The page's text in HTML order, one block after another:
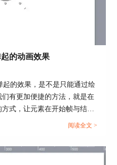
蓝色背景色
一个场景。鼠标右键点
的动画效果
起的效果，是不是只能通过绘
有更加便捷的方法，就是在
式，让元素在开始帧与结束
阅读全文 >